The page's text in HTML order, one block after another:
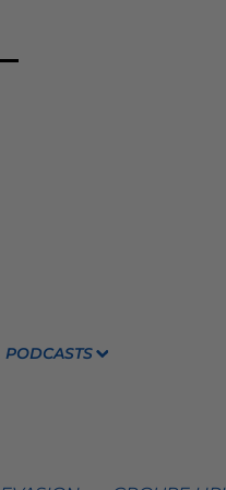
PODCASTS